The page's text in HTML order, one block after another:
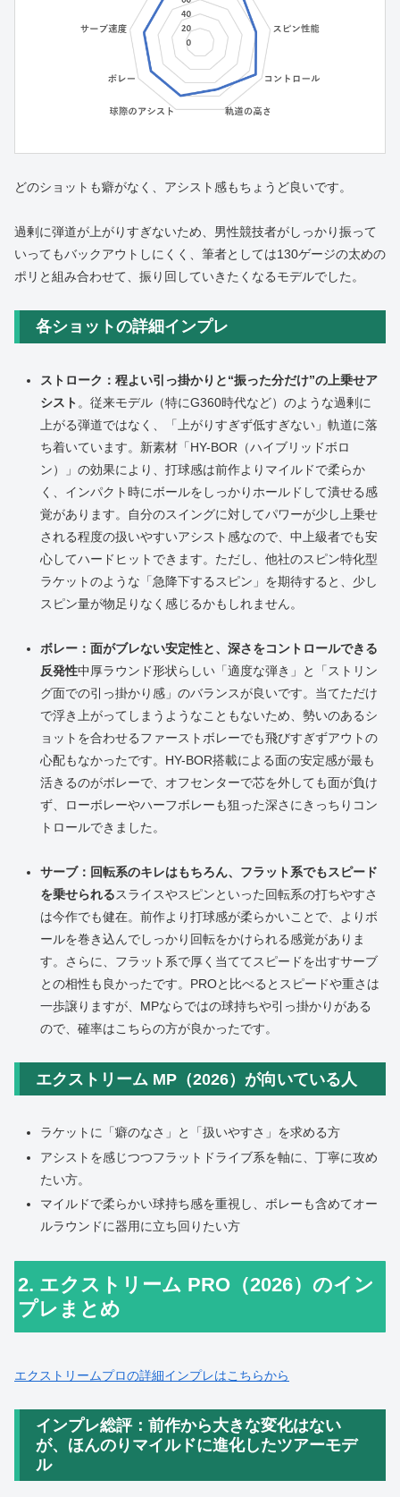
どのショットも癖がなく、アシスト感もちょうど良いです。
過剰に弾道が上がりすぎないため、男性競技者がしっかり振って
いってもバックアウトしにくく、筆者としては130ゲージの太めの
ポリと組み合わせて、振り回していきたくなるモデルでした。
各ショットの詳細インプレ
ストローク：程よい引っ掛かりと“振った分だけ”の上乗せア
シスト 。従来モデル（特にG360時代など）のような過剰に
上がる弾道ではなく、「上がりすぎず低すぎない」軌道に落
ち着いています。新素材「HY-BOR（ハイブリッドボロ
ン）」の効果により、打球感は前作よりマイルドで柔らか
く、インパクト時にボールをしっかりホールドして潰せる感
覚があります。自分のスイングに対してパワーが少し上乗せ
される程度の扱いやすいアシスト感なので、中上級者でも安
心してハードヒットできます。ただし、他社のスピン特化型
ラケットのような「急降下するスピン」を期待すると、少し
スピン量が物足りなく感じるかもしれません。
ボレー：面がブレない安定性と、深さをコントロールできる
反発性中厚ラウンド形状らしい「適度な弾き」と「ストリン
グ面での引っ掛かり感」のバランスが良いです。当てただけ
で浮き上がってしまうようなこともないため、勢いのあるシ
ョットを合わせるファーストボレーでも飛びすぎずアウトの
心配もなかったです。HY-BOR搭載による面の安定感が最も
活きるのがボレーで、オフセンターで芯を外しても面が負け
ず、ローボレーやハーフボレーも狙った深さにきっちりコン
トロールできました。
サーブ：回転系のキレはもちろん、フラット系でもスピード
を乗せられるスライスやスピンといった回転系の打ちやすさ
は今作でも健在。前作より打球感が柔らかいことで、よりボ
ールを巻き込んでしっかり回転をかけられる感覚がありま
す。さらに、フラット系で厚く当ててスピードを出すサーブ
との相性も良かったです。PROと比べるとスピードや重さは
一歩譲りますが、MPならではの球持ちや引っ掛かりがある
ので、確率はこちらの方が良かったです。
エクストリーム MP（2026）が向いている人
ラケットに「癖のなさ」と「扱いやすさ」を求める方
アシストを感じつつフラットドライブ系を軸に、丁寧に攻め
たい方。
マイルドで柔らかい球持ち感を重視し、ボレーも含めてオー
ルラウンドに器用に立ち回りたい方
2. エクストリーム PRO（2026）のイン
プレまとめ
エクストリームプロの詳細インプレはこちらから
インプレ総評：前作から大きな変化はない
が、ほんのりマイルドに進化したツアーモデ
ル